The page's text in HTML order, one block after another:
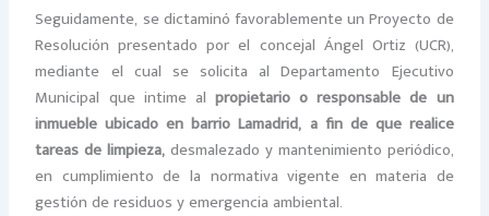
Seguidamente, se dictaminó favorablemente un Proyecto de
Resolución presentado por el concejal Ángel Ortiz (UCR),
mediante el cual se solicita al Departamento Ejecutivo
Municipal que intime al propietario o responsable de un
inmueble ubicado en barrio Lamadrid, a fin de que realice
tareas de limpieza, desmalezado y mantenimiento periódico,
en cumplimiento de la normativa vigente en materia de
gestión de residuos y emergencia ambiental.